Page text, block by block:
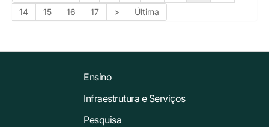
14
15 16 17 > Última
Ensino
Infraestrutura e Serviços
Pesquisa